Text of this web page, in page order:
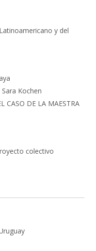
y del
Kochen
CASO DE LA MAESTRA
colectivo